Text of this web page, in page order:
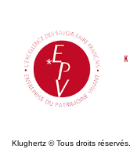
Klughertz © Tous droits réservés.